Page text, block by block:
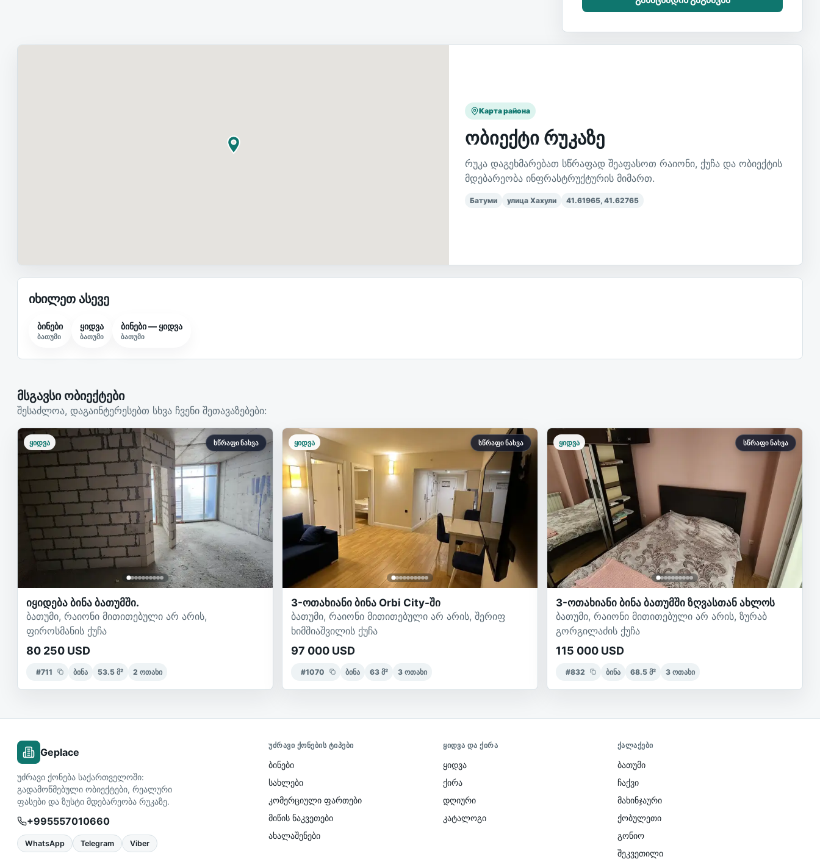
Карта района
ობიექტი რუკაზე
რუკა დაგეხმარებათ სწრაფად შეაფასოთ რაიონი, ქუჩა და ობიექტის
მდებარეობა ინფრასტრუქტურის მიმართ.
Батуми улица Хахули 41.61965,41.62765
იხილეთ ასევე
ბინები
ბათუმი
ყიდვა
ბათუმი
ბინები — ყიდვა
ბათუმი
მსგავსი ობიექტები
შესაძლოა, დაგაინტერესებთ სხვა ჩვენი შეთავაზებები:
ყიდვა სწრაფი ნახვა
იყიდება ბინა ბათუმში.
ბათუმი, რაიონი მითითებული არ არის,
ფიროსმანის ქუჩა
80 250 USD
#711 ბინა 53.5 მ² 2 ოთახი
ყიდვა სწრაფი ნახვა
3-ოთახიანი ბინა Orbi City-ში
ბათუმი, რაიონი მითითებული არ არის, შერიფ
ხიმშიაშვილის ქუჩა
97 000 USD
#1070 ბინა 63 მ² 3 ოთახი
ყიდვა სწრაფი ნახვა
3-ოთახიანი ბინა ბათუმში ზღვასთან ახლოს
ბათუმი, რაიონი მითითებული არ არის, ზურაბ
გორგილაძის ქუჩა
115 000 USD
#832 ბინა 68.5 მ² 3 ოთახი
Geplace
უძრავი ქონება საქართველოში:
გადამოწმებული ობიექტები, რეალური
ფასები და ზუსტი მდებარეობა რუკაზე.
+995557010660
WhatsApp Telegram Viber
ᲣᲫᲠᲐᲕᲘ ᲥᲝᲜᲔᲑᲘᲡ ᲢᲘᲞᲔᲑᲘ
ბინები
სახლები
კომერციული ფართები
მიწის ნაკვეთები
ახალაშენები
ᲧᲘᲓᲕᲐ ᲓᲐ ᲥᲘᲠᲐ
ყიდვა
ქირა
დღიური
კატალოგი
ᲥᲐᲚᲐᲥᲔᲑᲘ
ბათუმი
ჩაქვი
მახინჯაური
ქობულეთი
გონიო
შეკვეთილი